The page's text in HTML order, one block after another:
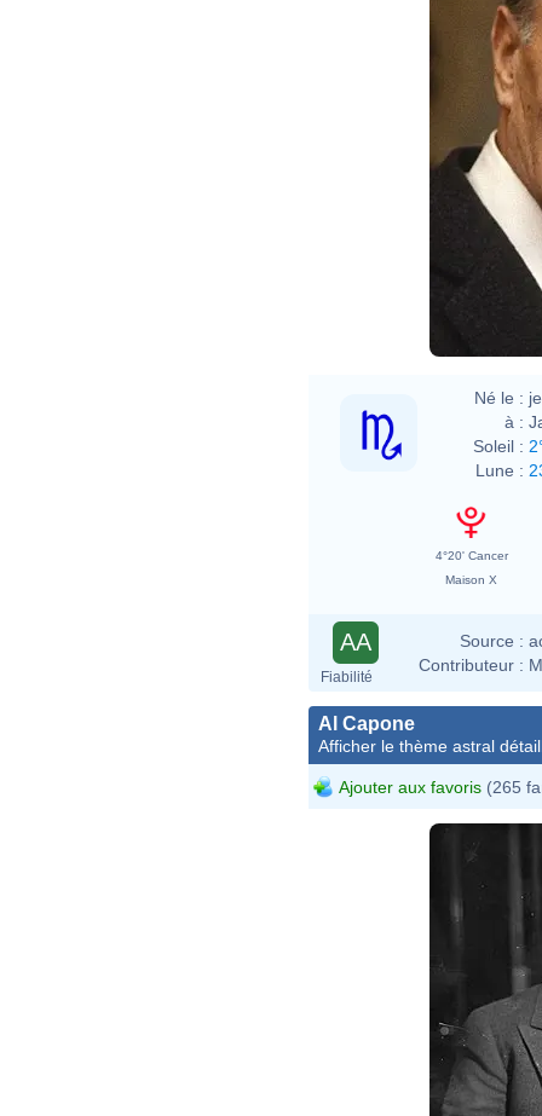
Né le :
à :
Soleil :
Lune :
4°20' Cancer
Maison X
AA
Fiabilité
Source :
Contributeur :
Al Capone
Afficher le thème astral
Ajouter aux favoris (265